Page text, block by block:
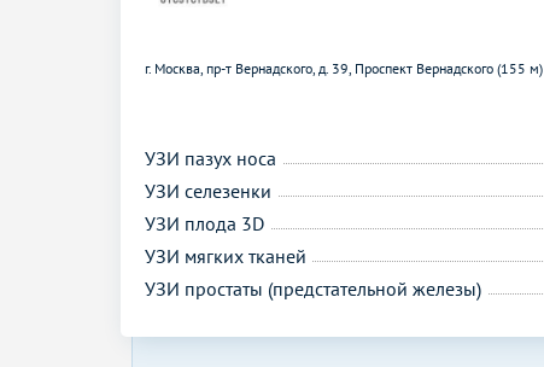
г. Москва, пр-т Вернадского, д. 39, Проспект Вернадского (155 м)
УЗИ пазух носа
УЗИ селезенки
УЗИ плода 3D
УЗИ мягких тканей
УЗИ простаты (предстательной железы)